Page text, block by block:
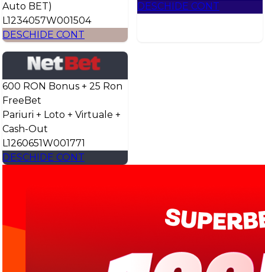
Auto BET)
L1234057W001504
DESCHIDE CONT
DESCHIDE CONT
600 RON Bonus + 25 Ron
FreeBet
Pariuri + Loto + Virtuale +
Cash-Out
L1260651W001771
DESCHIDE CONT